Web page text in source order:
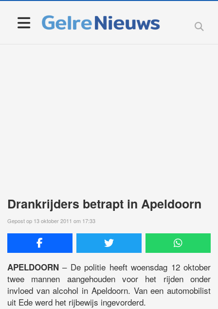
Drankrijders betrapt in Apeldoorn
Gepost op 13 oktober 2011 om 17:33
APELDOORN– De politie heeft woensdag 12 oktober
twee mannen aangehouden voor het rijden onder
invloed van alcohol in Apeldoorn. Van een automobilist
uit Ede werd het rijbewijs ingevorderd.